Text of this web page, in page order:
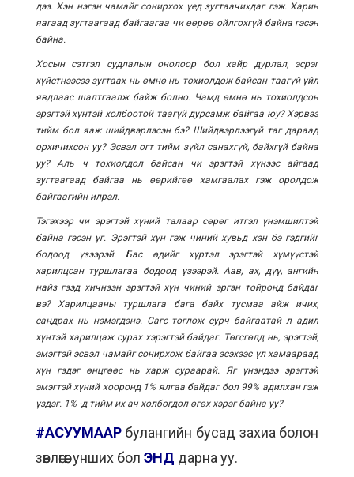
дээ. Хэн нэгэн чамайг сонирхох үед зугтаачихдаг гэж. Харин
яагаад зугтаагаад байгаагаа чи өөрөө ойлгохгүй байна гэсэн
байна.
Хосын сэтгэл судлалын онолоор бол хайр дурлал, эсрэг
хүйстнээсээ зугтаах нь өмнө нь тохиолдож байсан таагүй үйл
явдлаас шалтгаалж байж болно. Чамд өмнө нь тохиолдсон
эрэгтэй хүнтэй холбоотой таагүй дурсамж байгаа юу? Хэрвээ
тийм бол яаж шийдвэрлэсэн бэ? Шийдвэрлээгүй таг дараад
орхичихсон уу? Эсвэл огт тийм зүйл санахгүй, байхгүй байна
уу? Аль ч тохиолдол байсан чи эрэгтэй хүнээс айгаад
зугтаагаад байгаа нь өөрийгөө хамгаалах гэж оролдож
байгаагийн илрэл.
Тэгэхээр чи эрэгтэй хүний талаар сөрөг итгэл үнэмшилтэй
байна гэсэн үг. Эрэгтэй хүн гэж чиний хувьд хэн бэ гэдгийг
бодоод үзээрэй. Бас өдийг хүртэл эрэгтэй хүмүүстэй
харилцсан туршлагаа бодоод үзээрэй. Аав, ах, дүү, ангийн
найз гээд хичнээн эрэгтэй хүн чиний эргэн тойронд байдаг
вэ? Харилцааны туршлага бага байх тусмаа айж ичих,
сандрах нь нэмэгдэнэ. Сагс тоглож сурч байгаатай л адил
хүнтэй харилцаж сурах хэрэгтэй байдаг. Төгсгөлд нь, эрэгтэй,
эмэгтэй эсвэл чамайг сонирхож байгаа эсэхээс үл хамаараад
хүн гэдэг өнцгөөс нь харж сураарай. Яг үнэндээ эрэгтэй
эмэгтэй хүний хооронд 1% ялгаа байдаг бол 99% адилхан гэж
үздэг. 1% -д тийм их ач холбогдол өгөх хэрэг байна уу?
#АСУУМААР булангийн бусад захиа болон
зөвлөгөөг унших бол ЭНД дарна уу.